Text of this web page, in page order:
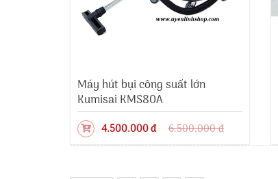
Máy hút bụi công suất lớn
Kumisai KMS80A
4.500.000 đ 6.500.000 đ